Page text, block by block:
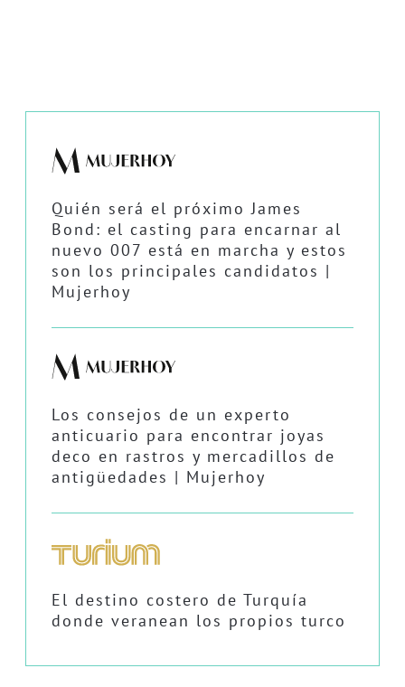
Quién será el próximo James
Bond: el casting para encarnar al
nuevo 007 está en marcha y estos
son los principales candidatos |
Mujerhoy
Los consejos de un experto
anticuario para encontrar joyas
deco en rastros y mercadillos de
antigüedades | Mujerhoy
El destino costero de Turquía
donde veranean los propios turco